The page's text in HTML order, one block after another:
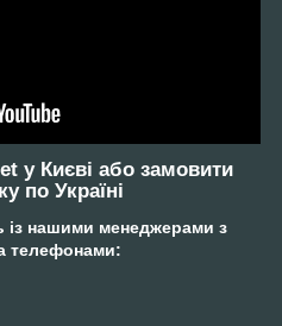
у Києві або замовити
по Україні
із нашими менеджерами з
телефонами: